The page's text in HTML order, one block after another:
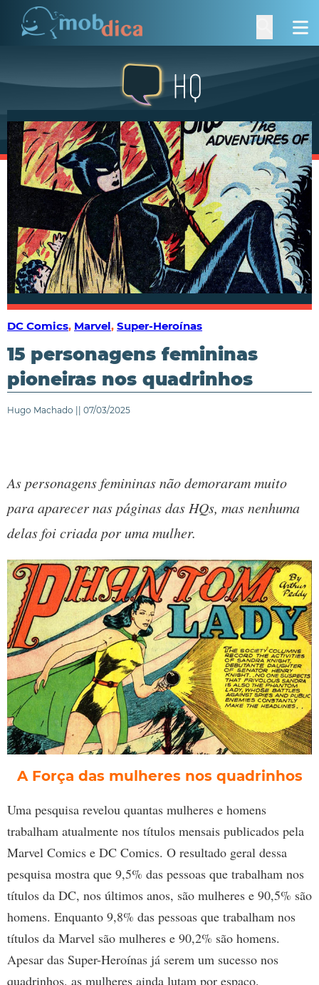
DC Comics, Marvel, Super-Heroínas
15 personagens femininas
pioneiras nos quadrinhos
Hugo Machado || 07/03/2025
As personagens femininas não demoraram muito
para aparecer nas páginas das HQs, mas nenhuma
delas foi criada por uma mulher.
A Força das mulheres nos quadrinhos
Uma pesquisa revelou quantas mulheres e homens
trabalham atualmente nos títulos mensais publicados pela
Marvel Comics e DC Comics. O resultado geral dessa
pesquisa mostra que 9,5% das pessoas que trabalham nos
títulos da DC, nos últimos anos, são mulheres e 90,5% são
homens. Enquanto 9,8% das pessoas que trabalham nos
títulos da Marvel são mulheres e 90,2% são homens.
Apesar das Super-Heroínas já serem um sucesso nos
quadrinhos, as mulheres ainda lutam por espaço.